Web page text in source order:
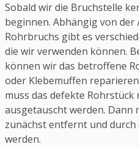
Sobald wir die Bruchstelle
beginnen. Abhängig von der
Rohrbruchs gibt es
die wir verwenden können.
können wir das betroffene
oder Klebemuffen
muss das defekte Rohrstück
ausgetauscht werden. Dann
zunächst entfernt und
werden.